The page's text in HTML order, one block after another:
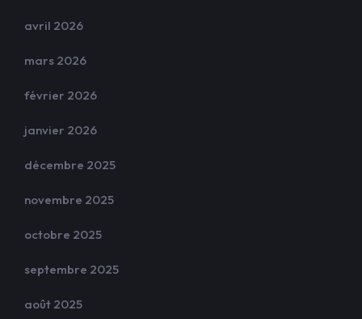
avril 2026
mars 2026
février 2026
janvier 2026
décembre 2025
novembre 2025
octobre 2025
septembre 2025
août 2025